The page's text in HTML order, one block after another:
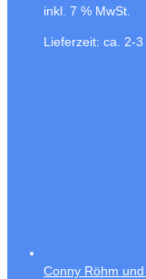
inkl. 7 % MwSt.
Lieferzeit: ca. 2-3
Conny Röhm